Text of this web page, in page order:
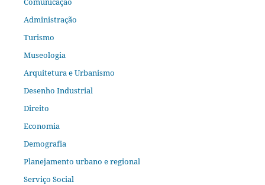
Administração
Turismo
Museologia
Arquitetura e Urbanismo
Desenho Industrial
Direito
Economia
Demografia
Planejamento urbano e regional
Serviço Social